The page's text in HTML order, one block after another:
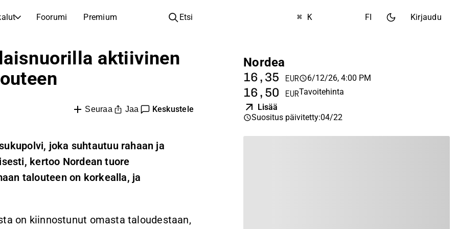
Foorumi Premium
Yhtiöt
Inspiraatiota seuraavaan sijoitukseesi
Yhtiökokouskutsut
Analyysikoulu
Oppaita ja oppitunteja sijoitusosaamisen kasvattamiseen
Etsi ⌘ K FI Kirjaudu
aktiivinen
Seuraa Jaa Keskustele
joka suhtautuu rahaan ja
kertoo Nordean tuore
talouteen on korkealla, ja
on kiinnostunut omasta taloudestaan,
Nordea
16,35 EUR 6/12/26, 4:00 PM
16,50 EURTavoitehinta
Lisää
Suositus päivitetty:04/22